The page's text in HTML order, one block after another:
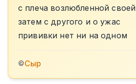
с плеча возлюбленной своей
затем с другого и о ужас
прививки нет ни на одном
©Сыр